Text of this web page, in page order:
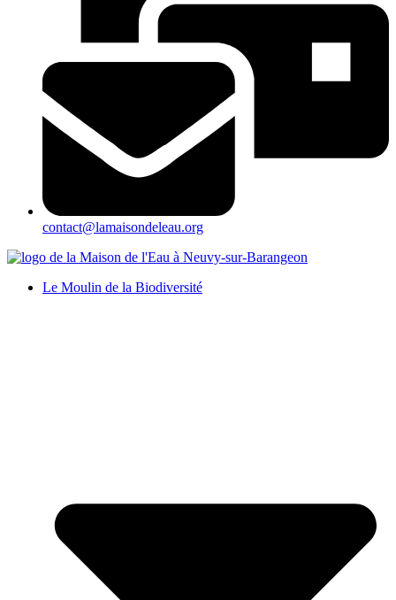
contact@lamaisondeleau.org
Le Moulin de la Biodiversité